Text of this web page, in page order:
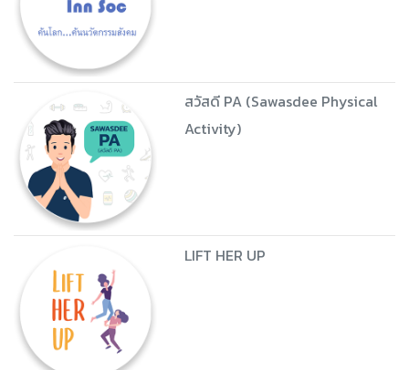
สวัสดี PA (Sawasdee Physical
Activity)
LIFT HER UP